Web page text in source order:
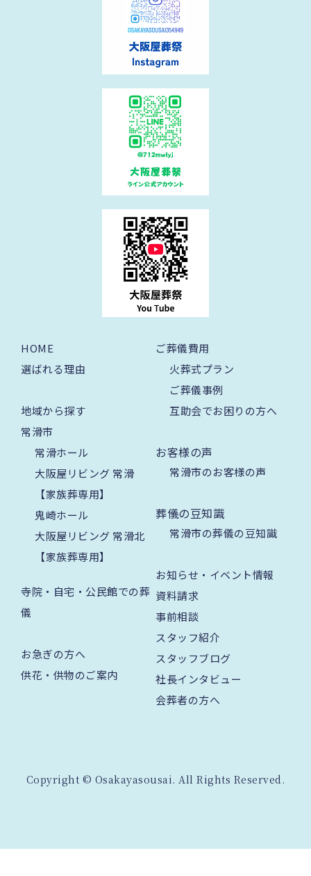
HOME
選ばれる理由
地域から探す
常滑市
常滑ホール
大阪屋リビング 常滑
【家族葬専用】
鬼崎ホール
大阪屋リビング 常滑北
【家族葬専用】
寺院・自宅・公民館での葬
儀
お急ぎの方へ
供花・供物のご案内
ご葬儀費用
火葬式プラン
ご葬儀事例
互助会でお困りの方へ
お客様の声
常滑市のお客様の声
葬儀の豆知識
常滑市の葬儀の豆知識
お知らせ・イベント情報
資料請求
事前相談
スタッフ紹介
スタッフブログ
社長インタビュー
会葬者の方へ
Copyright © Osakayasousai. All Rights Reserved.